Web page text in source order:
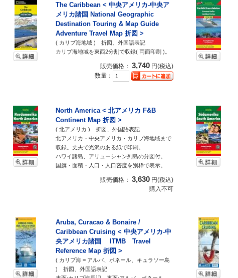
The Caribbean < 中央アメリカ-中央ア
メリカ諸国 National Geographic
Destination Touring & Map Guide
Adventure Travel Map 折図 >
( カリブ海地域 ) 折図、外国語表記
カリブ海地域を東西2分割で収録( 両面印刷 )。
販売価格： 3,740 円(税込)
数量：
North America < 北アメリカ F&B
Continent Map 折図 >
( 北アメリカ ) 折図、外国語表記
北アメリカ・中央アメリカ・カリブ海地域まで
収録。丈夫で光沢のある紙で印刷。
ハワイ諸島、アリューシャン列島の分図付。
国旗・面積・人口・人口密度を別枠で表示。
販売価格： 3,630 円(税込)
購入不可
Aruba, Curacao & Bonaire /
Caribbean Cruising < 中央アメリカ-中
央アメリカ諸国 ITMB Travel
Reference Map 折図 >
( カリブ海 = アルバ、ボネール、キュラソー島
) 折図、外国語表記